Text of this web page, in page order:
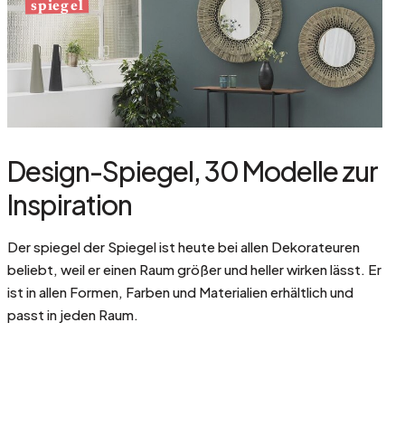
spiegel
Design-Spiegel, 30 Modelle zur
Inspiration
Der spiegel der Spiegel ist heute bei allen Dekorateuren
beliebt, weil er einen Raum größer und heller wirken lässt. Er
ist in allen Formen, Farben und Materialien erhältlich und
passt in jeden Raum.